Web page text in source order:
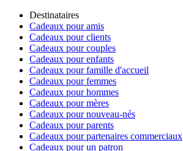
Destinataires
Cadeaux pour amis
Cadeaux pour clients
Cadeaux pour couples
Cadeaux pour enfants
Cadeaux pour famille d'accueil
Cadeaux pour femmes
Cadeaux pour hommes
Cadeaux pour mères
Cadeaux pour nouveau-nés
Cadeaux pour parents
Cadeaux pour partenaires commerciaux
Cadeaux pour un patron